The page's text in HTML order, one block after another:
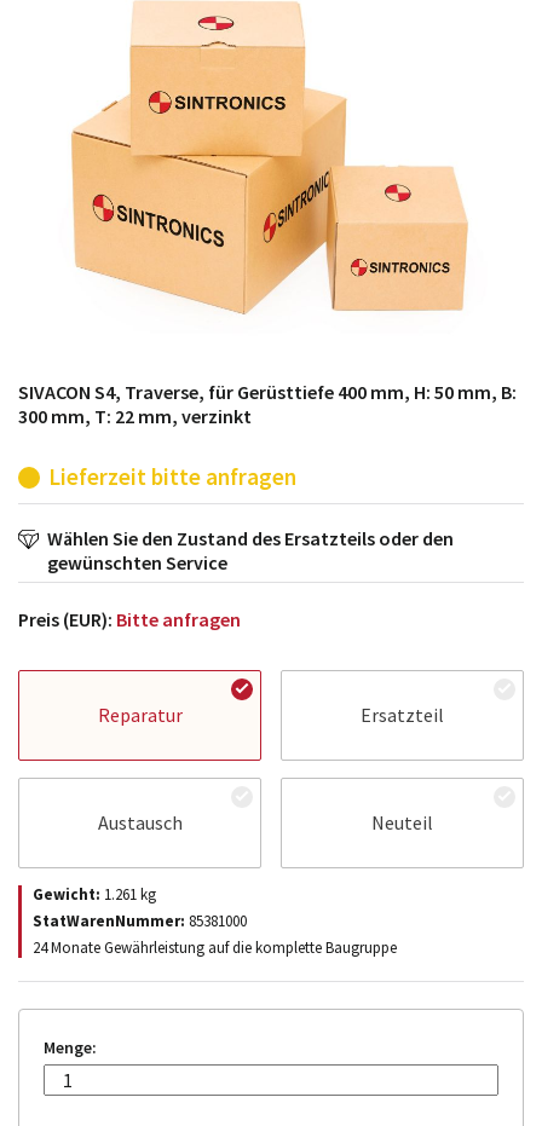
möglich. SINTRONICS ist dann ihr Partner, der
entweder die alten Baugruppen technisch hochwertig
repariert oder ihnen die abgekündigten Baugruppen
aus dem eigenen Lager ersetzt.
SIVACON S4, Traverse, für Gerüsttiefe 400 mm, H: 50 mm, B:
300 mm, T: 22 mm, verzinkt
Lieferzeit bitte anfragen
Wählen Sie den Zustand des Ersatzteils oder den
gewünschten Service
Preis (EUR): Bitte anfragen
Reparatur Ersatzteil
Austausch Neuteil
Gewicht: 1.261kg
StatWarenNummer: 85381000
24 Monate Gewährleistung auf die komplette Baugruppe
Menge: